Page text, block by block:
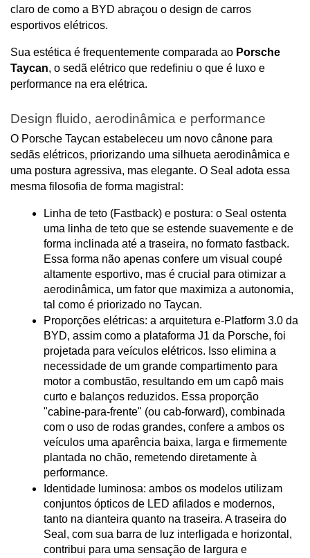
claro de como a BYD abraçou o design de carros
esportivos elétricos.
Sua estética é frequentemente comparada ao Porsche
Taycan, o sedã elétrico que redefiniu o que é luxo e
performance na era elétrica.
Design fluido, aerodinâmica e performance
O Porsche Taycan estabeleceu um novo cânone para
sedãs elétricos, priorizando uma silhueta aerodinâmica e
uma postura agressiva, mas elegante. O Seal adota essa
mesma filosofia de forma magistral:
Linha de teto (Fastback) e postura: o Seal ostenta
uma linha de teto que se estende suavemente e de
forma inclinada até a traseira, no formato fastback.
Essa forma não apenas confere um visual coupé
altamente esportivo, mas é crucial para otimizar a
aerodinâmica, um fator que maximiza a autonomia,
tal como é priorizado no Taycan.
Proporções elétricas: a arquitetura e-Platform 3.0 da
BYD, assim como a plataforma J1 da Porsche, foi
projetada para veículos elétricos. Isso elimina a
necessidade de um grande compartimento para
motor a combustão, resultando em um capô mais
curto e balanços reduzidos. Essa proporção
"cabine-para-frente" (ou cab-forward), combinada
com o uso de rodas grandes, confere a ambos os
veículos uma aparência baixa, larga e firmemente
plantada no chão, remetendo diretamente à
performance.
Identidade luminosa: ambos os modelos utilizam
conjuntos ópticos de LED afilados e modernos,
tanto na dianteira quanto na traseira. A traseira do
Seal, com sua barra de luz interligada e horizontal,
contribui para uma sensação de largura e